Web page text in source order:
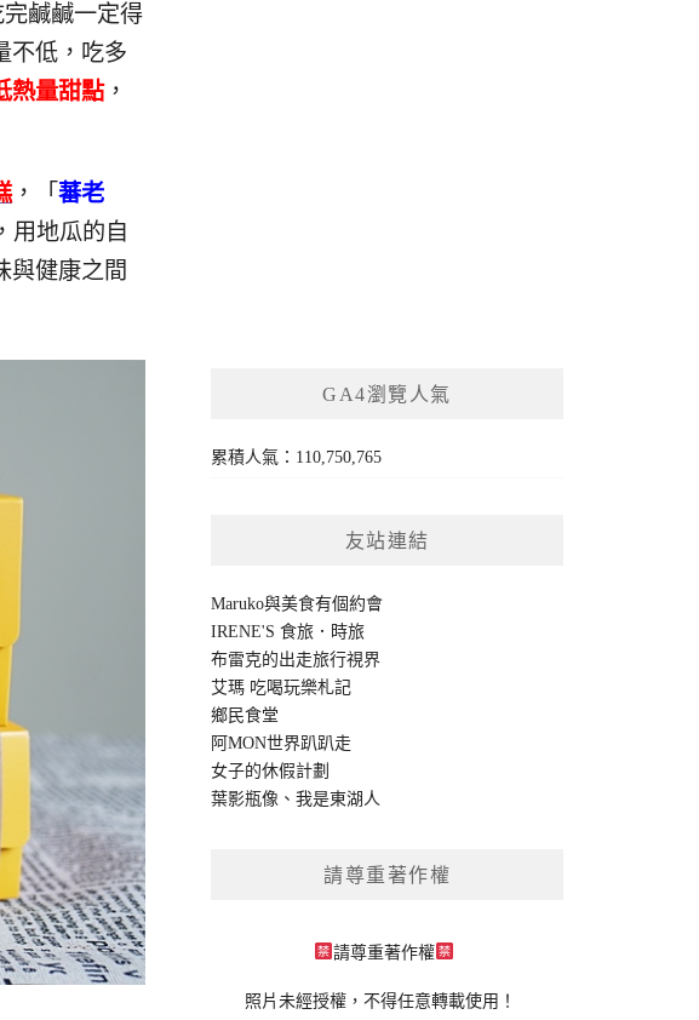
鹹鹹一定得
不低，吃多
熱量甜點，
，「 蕃老
用地瓜的自
與健康之間
GA4瀏覽人氣
累積人氣：110,750,765
友站連結
Maruko與美食有個約會
IRENE'S 食旅．時旅
布雷克的出走旅行視界
艾瑪 吃喝玩樂札記
鄉民食堂
阿MON世界趴趴走
女子的休假計劃
葉影瓶像 、我是東湖人
請尊重著作權
請尊重著作權
照片未經授權，不得任意轉載使用！